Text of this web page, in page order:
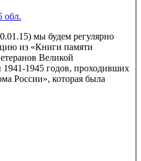
мы будем регулярно
из «Книги памяти
Великой
1945 годов, проходивших
России», которая была